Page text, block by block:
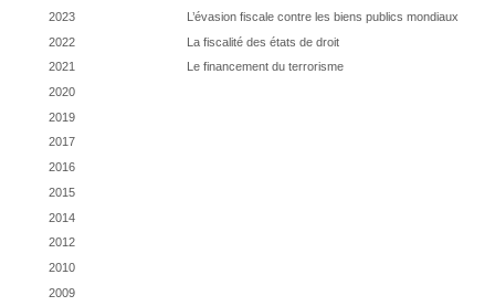
2023
2022
2021
2020
2019
2017
2016
2015
2014
2012
2010
2009
L’évasion fiscale contre les biens publics mondiaux
La fiscalité des états de droit
Le financement du terrorisme